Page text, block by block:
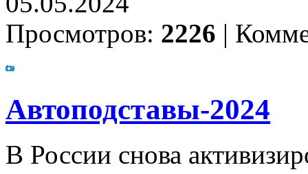
Просмотров: 2226 |
Автоподставы-2024
В России снова